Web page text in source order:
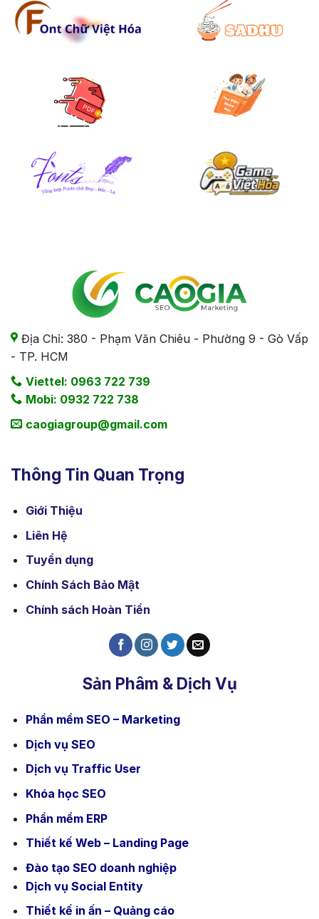
Địa Chỉ: 380 - Phạm Văn Chiêu - Phường 9 - Gò Vấp
- TP. HCM
Viettel: 0963 722 739
Mobi: 0932 722 738
caogiagroup@gmail.com
Thông Tin Quan Trọng
Giới Thiệu
Liên Hệ
Tuyển dụng
Chính Sách Bảo Mật
Chính sách Hoàn Tiền
Sản Phâm & Dịch Vụ
Phần mềm SEO – Marketing
Dịch vụ SEO
Dịch vụ Traffic User
Khóa học SEO
Phần mềm ERP
Thiết kế Web – Landing Page
Đào tạo SEO doanh nghiệp
Dịch vụ Social Entity
Thiết kế in ấn – Quảng cáo